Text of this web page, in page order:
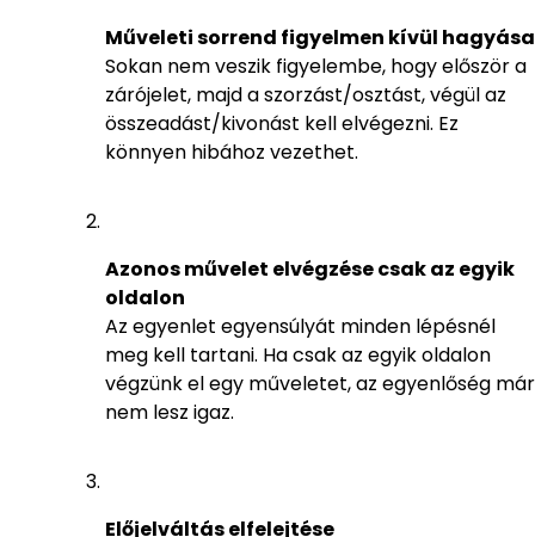
Műveleti sorrend figyelmen kívül hagyása
Sokan nem veszik figyelembe, hogy először a
zárójelet, majd a szorzást/osztást, végül az
összeadást/kivonást kell elvégezni. Ez
könnyen hibához vezethet.
Azonos művelet elvégzése csak az egyik
oldalon
Az egyenlet egyensúlyát minden lépésnél
meg kell tartani. Ha csak az egyik oldalon
végzünk el egy műveletet, az egyenlőség már
nem lesz igaz.
Előjelváltás elfelejtése